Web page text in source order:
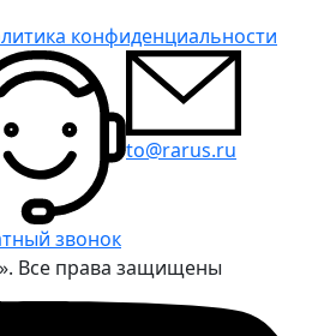
конфиденциальности
звонок
to@rarus.ru
Все права защищены